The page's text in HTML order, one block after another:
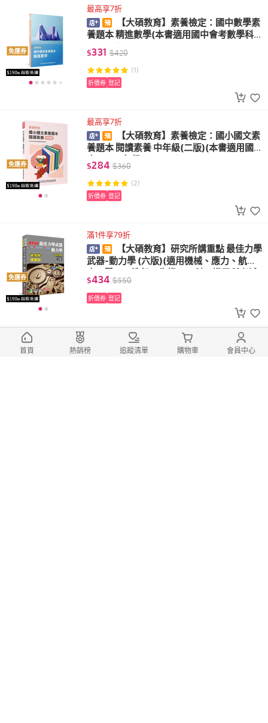
免運券
最高享7折
【大碩教育】素養檢定：國中數學素
養題本 精進數學(本書適用國中會考數學科 F
G5404)
$331 $420
(1)
折價券 登記
免運券
最高享7折
【大碩教育】素養檢定：國小國文素
養題本 閱讀素養 中年級(二版)(本書適用國
小三、四年級 FG6108)
$284 $360
(2)
折價券 登記
免運券
滿1件享79折
【大碩教育】研究所講重點 最佳力學
武器-動力學 (六版)(適用機械、應力、航
AE3025)
$434 $550
折價券 登記
【大碩教育】火災學(13版)(適用消
首頁 熱銷榜 追蹤清單 購物車 會員中心